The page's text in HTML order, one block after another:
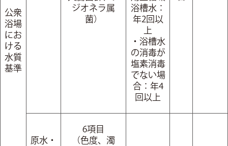
公衆
浴場
にお
ける
水質
基準
ジオネラ属
菌）
浴槽水：
年2回以
上
・浴槽水
の消毒が
塩素消毒
でない場
合：年4
回以上
原水・
6項目
（色度、濁